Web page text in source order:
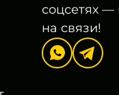
соцсетях —
на связи!